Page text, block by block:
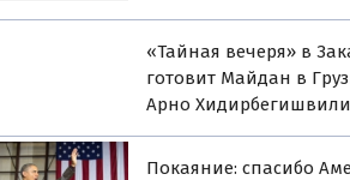
«Тайная вечеря» в
готовит Майдан в
Арно Хидирбегишвили
Покаяние: спасибо